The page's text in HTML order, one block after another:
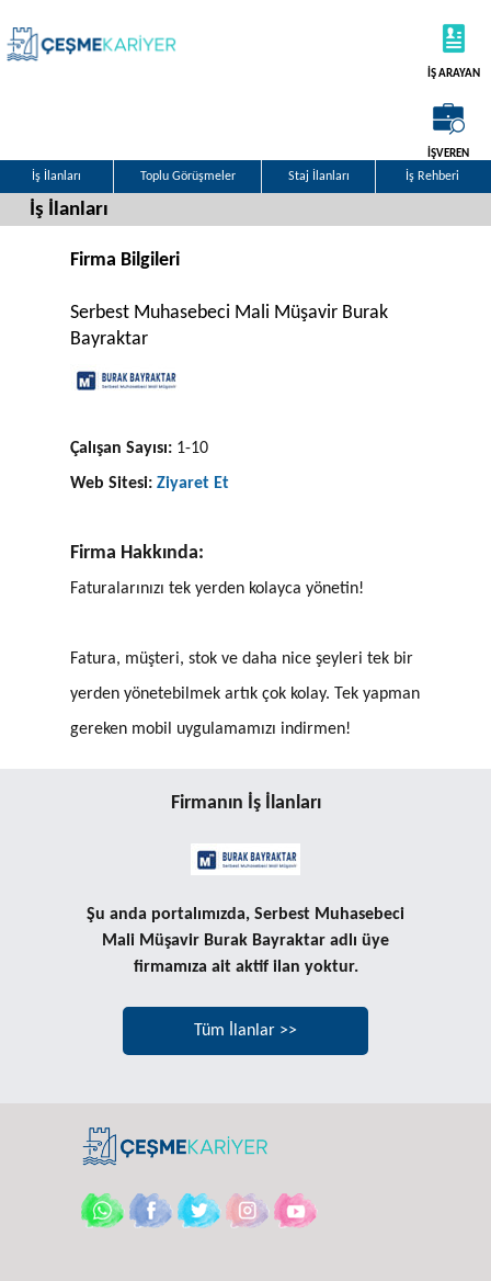
İŞ ARAYAN
İŞVEREN
İş İlanları Toplu Görüşmeler Staj İlanları İş Rehberi
İş İlanları
Firma Bilgileri
Serbest Muhasebeci Mali Müşavir Burak
Bayraktar
Çalışan Sayısı: 1-10
Web Sitesi: Ziyaret Et
Firma Hakkında:
Faturalarınızı tek yerden kolayca yönetin!
Fatura, müşteri, stok ve daha nice şeyleri tek bir
yerden yönetebilmek artık çok kolay. Tek yapman
gereken mobil uygulamamızı indirmen!
Firmanın İş İlanları
Şu anda portalımızda, Serbest Muhasebeci
Mali Müşavir Burak Bayraktar adlı üye
firmamıza ait aktif ilan yoktur.
Tüm İlanlar >>